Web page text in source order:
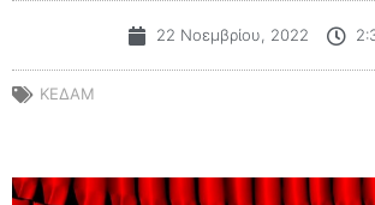
22 Νοεμβρίου, 2022
ΚΕΔΑΜ